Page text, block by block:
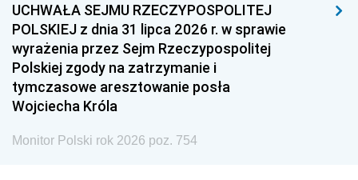
1954 1953 1952
1951 1950 1949
1948 1947
1939
UCHWAŁA SEJMU RZECZYPOSPOLITEJ
POLSKIEJ z dnia 31 lipca 2026 r. w sprawie
wyrażenia przez Sejm Rzeczypospolitej
Polskiej zgody na zatrzymanie i
tymczasowe aresztowanie posła
Wojciecha Króla
Monitor Polski rok 2026 poz. 754